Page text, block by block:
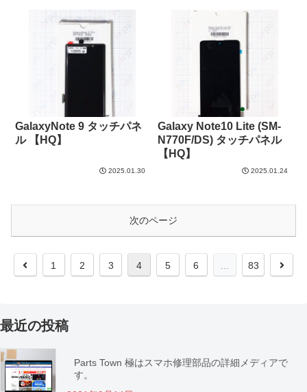
GalaxyNote 9 タッチパネ
ル 【HQ】
2025.01.30
Galaxy Note10 Lite (SM-
N770F/DS) タッチパネル
【HQ】
2025.01.24
次のページ
1 2 3 4 5 6 83
最近の投稿
Parts Town 極はスマホ修理部品の詳細メディアで
す。